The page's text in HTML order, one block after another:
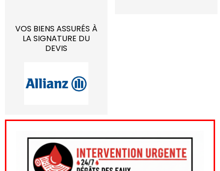
VOS BIENS ASSURÉS À
LA SIGNATURE DU
DEVIS